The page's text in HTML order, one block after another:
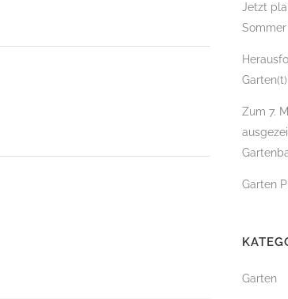
POOLBAU &
FASSADENBEGRÜNUNG
URBANER RAUM – DER
Jetzt
Zum 7.
Garten
Garten